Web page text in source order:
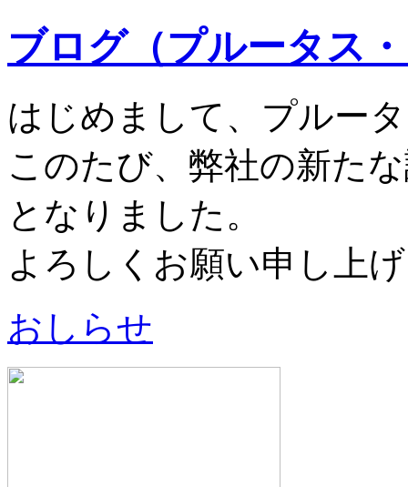
ブログ（プルータス
はじめまして、プルー
このたび、弊社の新た
となりました。
よろしくお願い申し上
おしらせ